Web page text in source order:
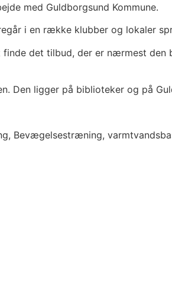
med Guldborgsund Kommune.
i en række klubber og lokaler
det tilbud, der er nærmest den
Den ligger på biblioteker og på